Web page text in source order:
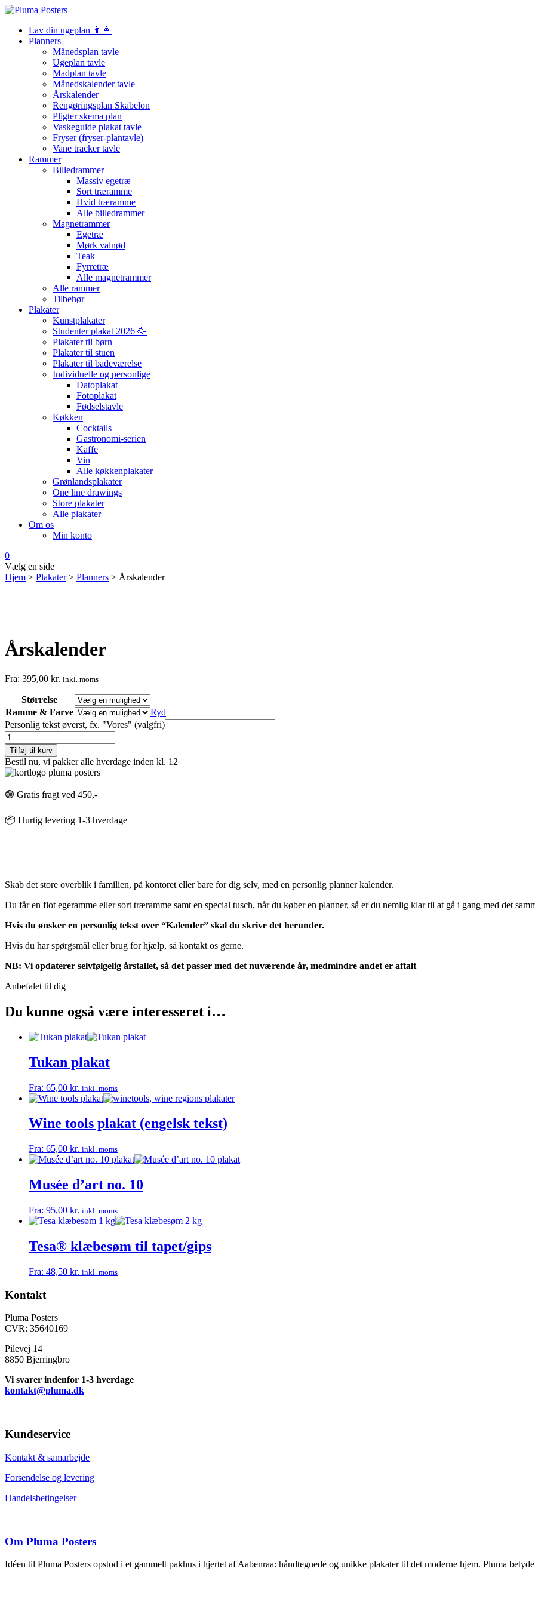
Lav din ugeplan 👨‍👩
Planners
Månedsplan tavle
Ugeplan tavle
Madplan tavle
Månedskalender tavle
Årskalender
Rengøringsplan Skabelon
Pligter skema plan
Vaskeguide plakat tavle
Fryser (fryser-plantavle)
Vane tracker tavle
Rammer
Billedrammer
Massiv egetræ
Sort træramme
Hvid træramme
Alle billedrammer
Magnetrammer
Egetræ
Mørk valnød
Teak
Fyrretræ
Alle magnetrammer
Alle rammer
Tilbehør
Plakater
Kunstplakater
Studenter plakat 2026 🥳
Plakater til børn
Plakater til stuen
Plakater til badeværelse
Individuelle og personlige
Datoplakat
Fotoplakat
Fødselstavle
Køkken
Cocktails
Gastronomi-serien
Kaffe
Vin
Alle køkkenplakater
Grønlandsplakater
One line drawings
Store plakater
Alle plakater
Om os
Min konto
0
Vælg en side
Hjem > Plakater> Planners > Årskalender
Årskalender
Fra: 395,00 kr. inkl. moms
Størrelse
Ramme & Farve
Ryd
Personlig tekst øverst, fx. "Vores" (valgfri)
Årskalender
antal
Tilføj til kurv
Bestil nu, vi pakker alle hverdage inden kl. 12
🟢 Gratis fragt ved 450,-
📦 Hurtig levering 1-3 hverdage
Skab det store overblik i familien, på kontoret eller bare for dig selv, med en personlig planner kalender.
Du får en flot egeramme eller sort træramme samt en special tusch, når du køber en planner, så er du nemlig klar til at gå i gang med det
Hvis du ønsker en personlig tekst over “Kalender” skal du skrive det herunder.
Hvis du har spørgsmål eller brug for hjælp, så kontakt os gerne.
NB: Vi opdaterer selvfølgelig årstallet, så det passer med det nuværende år, medmindre andet er aftalt
Anbefalet til dig
Du kunne også være interesseret i…
Tukan plakat
Fra: 65,00 kr. inkl. moms
Wine tools plakat (engelsk tekst)
Fra: 65,00 kr. inkl. moms
Musée d’art no. 10
Fra: 95,00 kr. inkl. moms
Tesa® klæbesøm til tapet/gips
Fra: 48,50 kr. inkl. moms
Kontakt
Pluma Posters
CVR: 35640169
Pilevej 14
8850 Bjerringbro
Vi svarer indenfor 1-3 hverdage
kontakt@pluma.dk
Kundeservice
Kontakt & samarbejde
Forsendelse og levering
Handelsbetingelser
Om Pluma Posters
Idéen til Pluma Posters opstod i et gammelt pakhus i hjertet af Aabenraa: håndtegnede og unikke plakater til det moderne hjem. Pluma